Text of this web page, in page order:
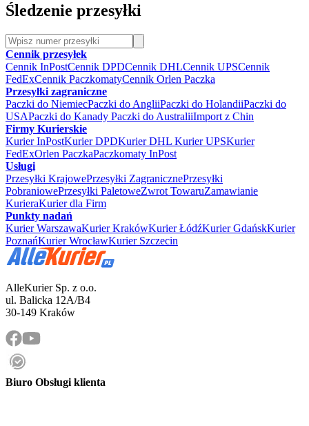
Śledzenie przesyłki
Cennik przesyłek
Cennik InPostCennik DPDCennik DHLCennik UPSCennik
FedExCennik PaczkomatyCennik Orlen Paczka
Przesyłki zagraniczne
Paczki do NiemiecPaczki do AngliiPaczki do HolandiiPaczki do
USAPaczki do Kanady Paczki do AustraliiImport z Chin
Firmy Kurierskie
Kurier InPostKurier DPDKurier DHL Kurier UPSKurier
FedExOrlen PaczkaPaczkomaty InPost
Usługi
Przesyłki KrajowePrzesyłki ZagranicznePrzesyłki
PobraniowePrzesyłki PaletoweZwrot TowaruZamawianie
KurieraKurier dla Firm
Punkty nadań
Kurier WarszawaKurier KrakówKurier ŁódźKurier GdańskKurier
PoznańKurier WrocławKurier Szczecin
AlleKurier Sp. z o.o.
ul. Balicka 12A/B4
30-149 Kraków
Biuro Obsługi klienta